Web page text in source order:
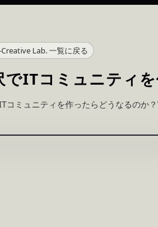
Lab. 一覧に戻る
でITコミュニティ
コミュニティを作ったらどうなるのか